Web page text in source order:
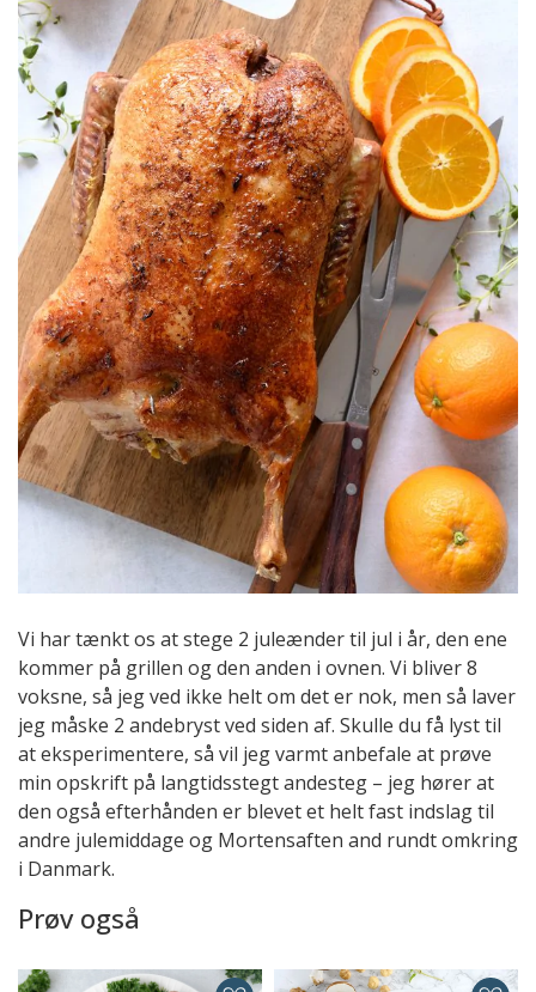
Vi har tænkt os at stege 2 juleænder til jul i år, den ene
kommer på grillen og den anden i ovnen. Vi bliver 8
voksne, så jeg ved ikke helt om det er nok, men så laver
jeg måske 2 andebryst ved siden af. Skulle du få lyst til
at eksperimentere, så vil jeg varmt anbefale at prøve
min opskrift på langtidsstegt andesteg – jeg hører at
den også efterhånden er blevet et helt fast indslag til
andre julemiddage og Mortensaften and rundt omkring
i Danmark.
Prøv også